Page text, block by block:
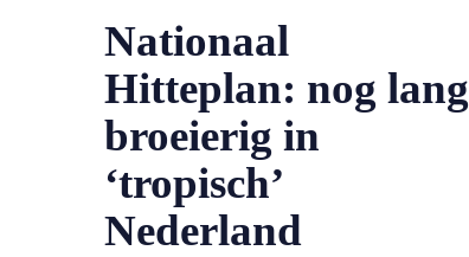
Nationaal
Hitteplan: nog lang
broeierig in
‘tropisch’
Nederland